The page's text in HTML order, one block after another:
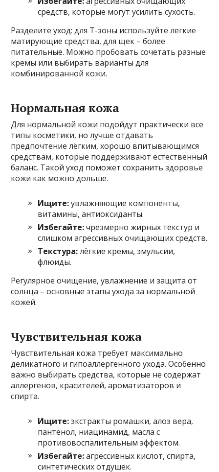
средств, которые могут усилить сухость.
Разделите уход: для Т-зоны используйте легкие
матирующие средства, для щек – более
питательные. Можно пробовать сочетать разные
кремы или выбирать варианты для
комбинированной кожи.
Нормальная кожа
Для нормальной кожи подойдут практически все
типы косметики, но лучше отдавать
предпочтение лёгким, хорошо впитывающимся
средствам, которые поддерживают естественный
баланс. Такой уход поможет сохранить здоровье
кожи как можно дольше.
Ищите:увлажняющие компоненты,
витамины, антиоксиданты.
Избегайте:чрезмерно жирных текстур и
слишком агрессивных очищающих средств.
Текстура:лёгкие кремы, эмульсии,
флюиды.
Регулярное очищение, увлажнение и защита от
солнца – основные этапы ухода за нормальной
кожей.
Чувствительная кожа
Чувствительная кожа требует максимально
деликатного и гипоаллергенного ухода. Особенно
важно выбирать средства, которые не содержат
аллергенов, красителей, ароматизаторов и
спирта.
Ищите:экстракты ромашки, алоэ вера,
пантенол, ниацинамид, масла с
противовоспалительным эффектом.
Избегайте:агрессивных кислот, спирта,
синтетических отдушек.